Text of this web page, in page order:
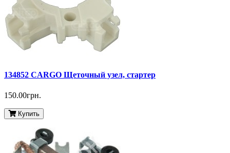
134852 CARGO Щеточный узел, стартер
150.00грн.
Купить